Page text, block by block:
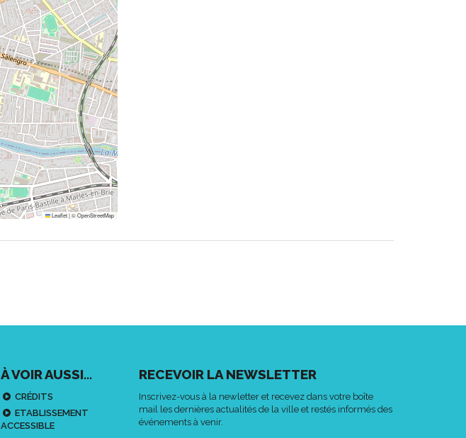
Leaflet|©OpenStreetMap
À VOIR AUSSI...
CRÉDITS
ETABLISSEMENT
ACCESSIBLE
RECEVOIR LA NEWSLETTER
Inscrivez-vous à la newletter et recevez dans votre boîte
mail les dernières actualités de la ville et restés informés des
événements à venir.